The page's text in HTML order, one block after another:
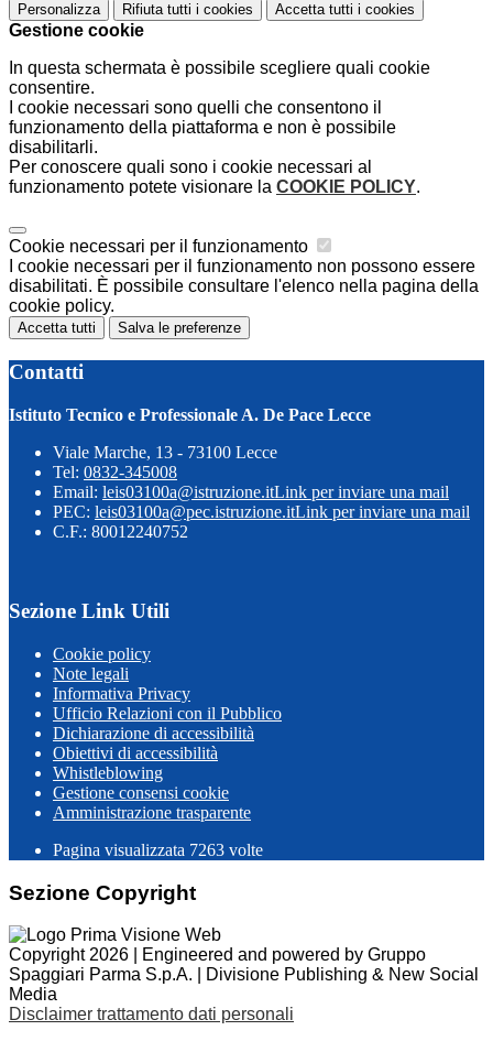
Personalizza Rifiuta tutti i cookies Accetta tutti i cookies
Gestione cookie
In questa schermata è possibile scegliere quali cookie
consentire.
I cookie necessari sono quelli che consentono il
funzionamento della piattaforma e non è possibile
disabilitarli.
Per conoscere quali sono i cookie necessari al
funzionamento potete visionare la COOKIE POLICY.
Cookie necessari per il funzionamento
I cookie necessari per il funzionamento non possono essere
disabilitati. È possibile consultare l'elenco nella pagina della
cookie policy.
Accetta tutti Salva le preferenze
Contatti
Istituto Tecnico e Professionale A. De Pace Lecce
Viale Marche, 13 - 73100 Lecce
Tel: 0832-345008
Email: leis03100a@istruzione.itLink per inviare una mail
PEC: leis03100a@pec.istruzione.itLink per inviare una mail
C.F.: 80012240752
Sezione Link Utili
Cookie policy
Note legali
Informativa Privacy
Ufficio Relazioni con il Pubblico
Dichiarazione di accessibilità
Obiettivi di accessibilità
Whistleblowing
Gestione consensi cookie
Amministrazione trasparente
Pagina visualizzata 7263 volte
Sezione Copyright
Copyright 2026 | Engineered and powered by Gruppo
Spaggiari Parma S.p.A. | Divisione Publishing & New Social
Media
Disclaimer trattamento dati personali